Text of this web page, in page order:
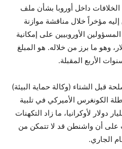
الخلافات داخل أوروبا بشأن ملف
مؤخراً خلال مناقشة موازنة
الأوروبيين على إمكانية
الـ50 مليار دولار، وهو ما برز من خلاله. هو المبلغ
الأربع المقبلة.
قبل الشتاء (وكالة حماية البيئة)
الكونغرس الأميركي في تلبية
إدارة بايدن تخصيص 61 مليار دولار لأوكرانيا، ما زاد التكهنات
أن واشنطن قد لا تتمكن من
الجاري.